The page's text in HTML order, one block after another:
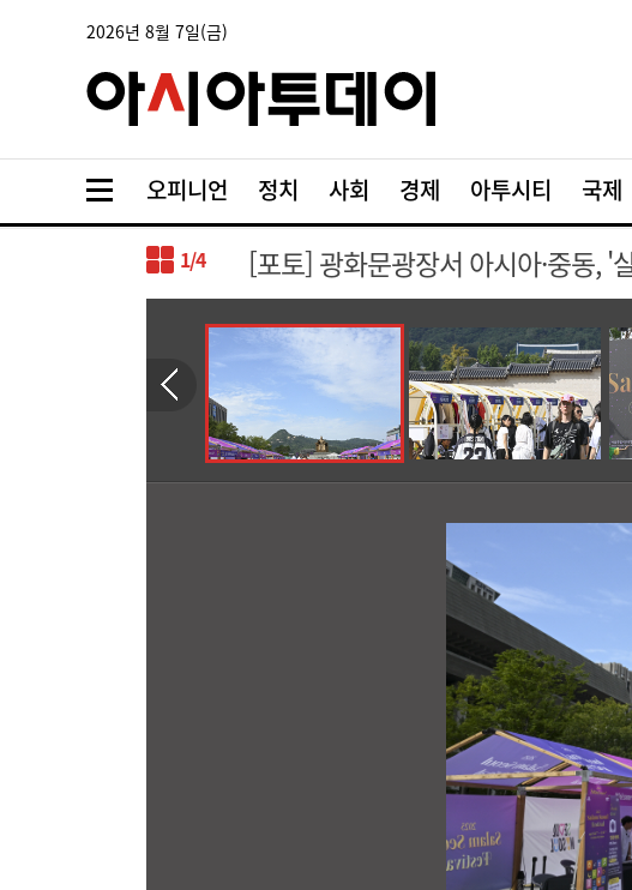
2026년 8월 7일(금)
오피니언 정치 사회 경제 아투시티 국제
[포토] 광화문광장서 아시아·중동, '
1/4